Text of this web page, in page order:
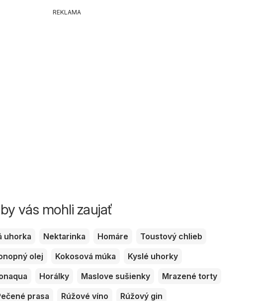
REKLAMA
vás mohli zaujať
uhorka Nektarinka Homáre
Toustový chlieb
olej Kokosová múka
Kyslé uhorky
Horálky Maslove sušienky
Mrazené torty
prasa Rúžové víno
Rúžový gin